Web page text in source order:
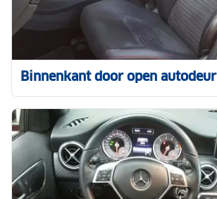
Binnenkant door open autodeur